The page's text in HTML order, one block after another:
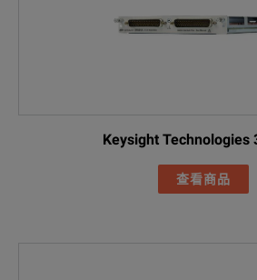
Keysight Technologies
查看商品